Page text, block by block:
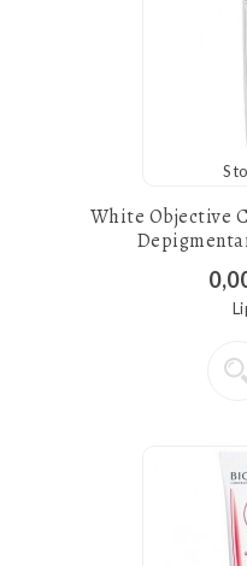
White Objective